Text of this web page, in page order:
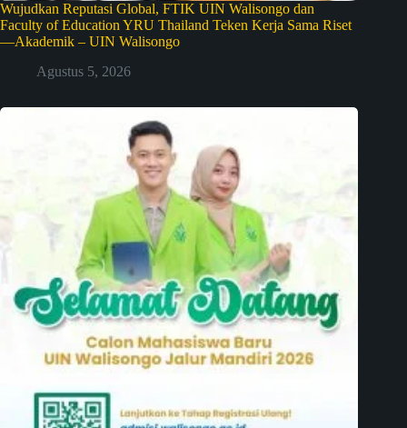
Wujudkan Reputasi Global, FTIK UIN Walisongo dan
Faculty of Education YRU Thailand Teken Kerja Sama Riset
—Akademik – UIN Walisongo
Agustus 5, 2026